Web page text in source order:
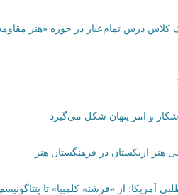
کلاس درس تمام‌عیار در حوزه «هنر
و امر پنهان شکل می‌گیرد
ازبکستان در فرهنگستان هنر
از «فرشته کلمبیا» تا پنتاگونیسم